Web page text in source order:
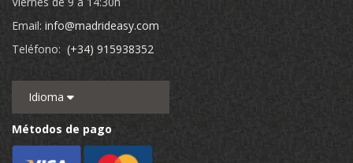
Email: info@madrideasy.com
Teléfono: (+34) 915938352
Idioma
Métodos de pago